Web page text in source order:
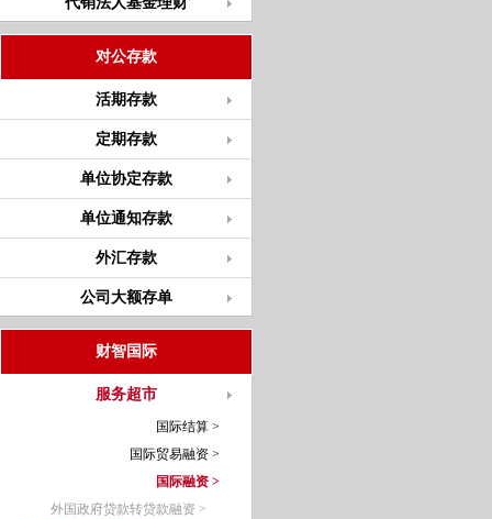
对公存款
活期存款
定期存款
单位协定存款
单位通知存款
外汇存款
公司大额存单
财智国际
服务超市
国际结算 >
国际贸易融资 >
国际融资 >
外国政府贷款转贷款融资 >